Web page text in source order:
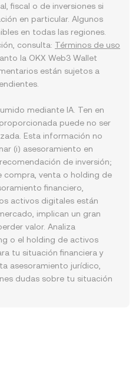
fiscal o de inversiones si
en particular. Algunos
en todas las regiones.
consulta: Términos de uso
la OKX Web3 Wallet
están sujetos a
mediante IA. Ten en
puede no ser
Esta información no
(i) asesoramiento en
de inversión;
compra, venta o holding de
financiero,
activos digitales están
implican un gran
valor. Analiza
o el holding de activos
tu situación financiera y
asesoramiento jurídico,
dudas sobre tu situación